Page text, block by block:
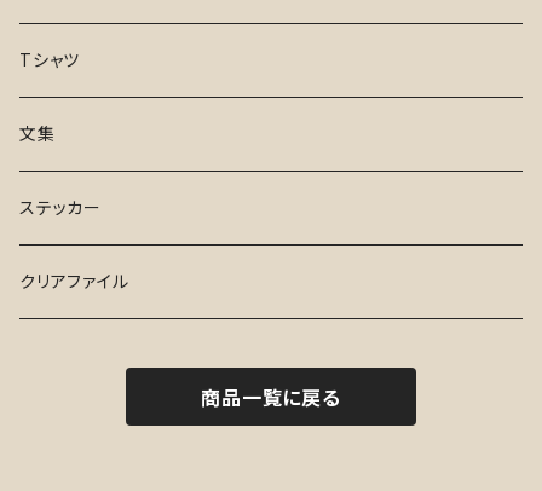
日々、としつき
17才
ふらんす de でお～る
水曜日
さんぽ
手ぬぐい
Tシャツ
ステッカー
Tシャツ
文集
ステッカー
クリアファイル
商品一覧に戻る